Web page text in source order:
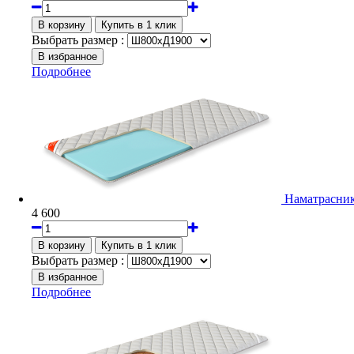
Выбрать размер :
Подробнее
4 600
Выбрать размер :
Подробнее